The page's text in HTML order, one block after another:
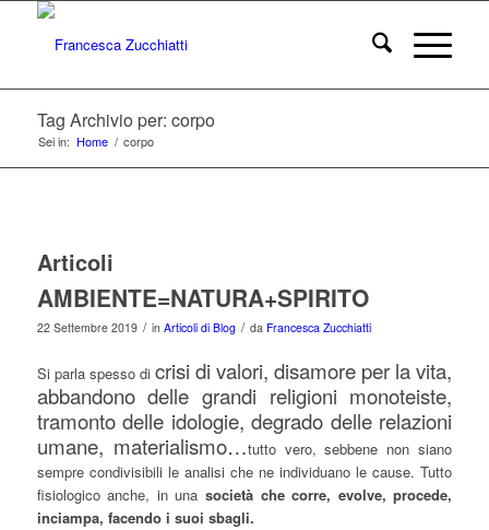
Tag Archivio per: corpo
Sei in: Home / corpo
Articoli
AMBIENTE=NATURA+SPIRITO
22 Settembre 2019 / in Articoli di Blog / da Francesca Zucchiatti
Si parla spesso di crisi di valori, disamore per la vita,
abbandono delle grandi religioni monoteiste,
tramonto delle idologie, degrado delle relazioni
umane, materialismo…tutto vero, sebbene non siano
sempre condivisibili le analisi che ne individuano le cause. Tutto
fisiologico anche, in una società che corre, evolve, procede,
inciampa, facendo i suoi sbagli.